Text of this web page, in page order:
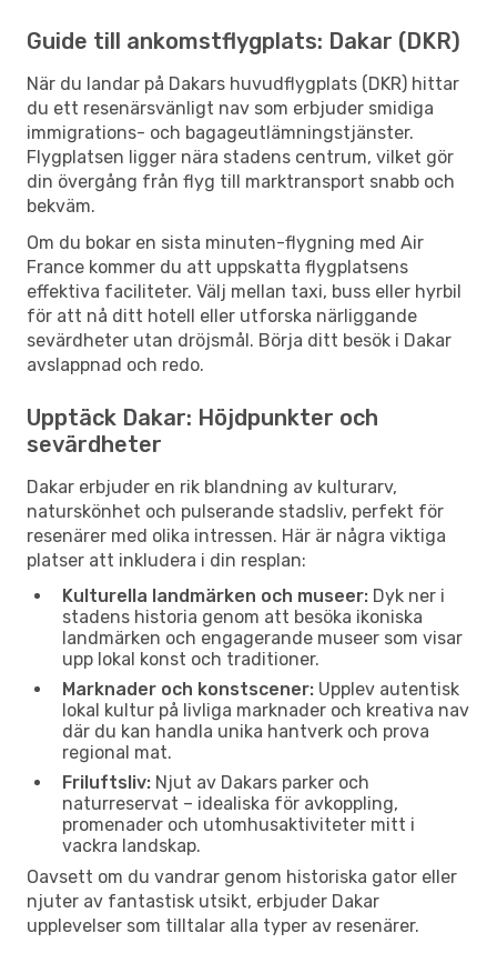
Guide till ankomstflygplats: Dakar (DKR)
När du landar på Dakars huvudflygplats (DKR) hittar
du ett resenärsvänligt nav som erbjuder smidiga
immigrations- och bagageutlämningstjänster.
Flygplatsen ligger nära stadens centrum, vilket gör
din övergång från flyg till marktransport snabb och
bekväm.
Om du bokar en sista minuten-flygning med Air
France kommer du att uppskatta flygplatsens
effektiva faciliteter. Välj mellan taxi, buss eller hyrbil
för att nå ditt hotell eller utforska närliggande
sevärdheter utan dröjsmål. Börja ditt besök i Dakar
avslappnad och redo.
Upptäck Dakar: Höjdpunkter och
sevärdheter
Dakar erbjuder en rik blandning av kulturarv,
naturskönhet och pulserande stadsliv, perfekt för
resenärer med olika intressen. Här är några viktiga
platser att inkludera i din resplan:
Kulturella landmärken och museer: Dyk ner i
stadens historia genom att besöka ikoniska
landmärken och engagerande museer som visar
upp lokal konst och traditioner.
Marknader och konstscener: Upplev autentisk
lokal kultur på livliga marknader och kreativa nav
där du kan handla unika hantverk och prova
regional mat.
Friluftsliv: Njut av Dakars parker och
naturreservat – idealiska för avkoppling,
promenader och utomhusaktiviteter mitt i
vackra landskap.
Oavsett om du vandrar genom historiska gator eller
njuter av fantastisk utsikt, erbjuder Dakar
upplevelser som tilltalar alla typer av resenärer.